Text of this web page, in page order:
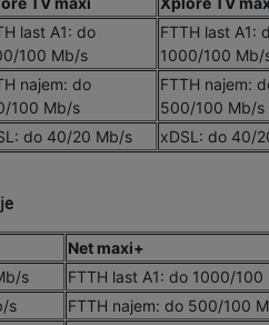
last A1: do
100 Mb/s
FTTH last A1:
1000/100
najem: do
100 Mb/s
FTTH najem:
500/100 Mb/s
do 40/20 Mb/s xDSL: do 40/
Net maxi+
s
FTTH last A1: do 1000/100
s
FTTH najem: do 500/100